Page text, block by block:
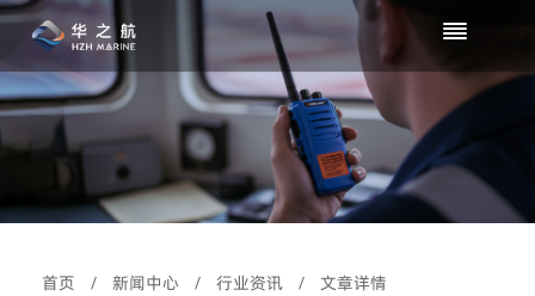
首页 / 新闻中心 / 行业资讯 / 文章详情